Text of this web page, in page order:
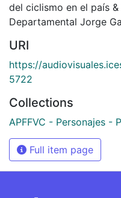
del ciclismo en el país
Departamental Jorge
URI
https://
5722
Collections
APFFVC - Personajes -
Full item page